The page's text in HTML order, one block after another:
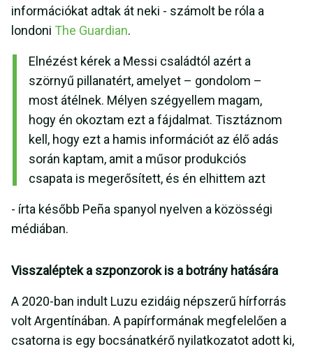
információkat adtak át neki - számolt be róla a
londoni The Guardian.
Elnézést kérek a Messi családtól azért a
szörnyű pillanatért, amelyet – gondolom –
most átélnek. Mélyen szégyellem magam,
hogy én okoztam ezt a fájdalmat. Tisztáznom
kell, hogy ezt a hamis információt az élő adás
során kaptam, amit a műsor produkciós
csapata is megerősített, és én elhittem azt
- írta később Peña spanyol nyelven a közösségi
médiában.
Visszaléptek a szponzorok is a botrány hatására
A 2020-ban indult Luzu ezidáig népszerű hírforrás
volt Argentínában. A papírformának megfelelően a
csatorna is egy bocsánatkérő nyilatkozatot adott ki,